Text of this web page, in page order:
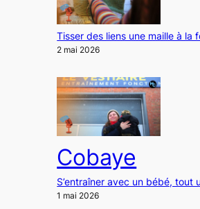
Tisser des liens une maille à la
2 mai 2026
Cobaye
S’entraîner avec un bébé, tout
1 mai 2026